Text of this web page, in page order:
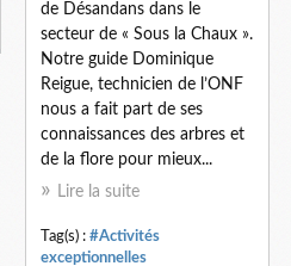
de Désandans dans le
secteur de « Sous la Chaux ».
Notre guide Dominique
Reigue, technicien de l’ONF
nous a fait part de ses
connaissances des arbres et
de la flore pour mieux...
Lire la suite
Tag(s) : #Activités
exceptionnelles